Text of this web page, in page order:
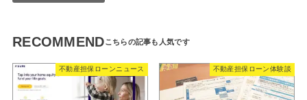
RECOMMEND
不動産担保ローンニュース 不動産担保ローン体験談